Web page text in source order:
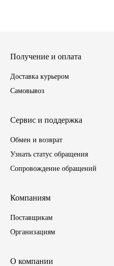
ГАЗПРОМ
РОСНЕФТЬ
ВАЗ
ГАЗ
ПАЗ, КАВЗ
Получение и оплата
Доставка курьером
Самовывоз
Сервис и поддержка
Обмен и возврат
Узнать статус обращения
Сопровождение обращений
Компаниям
Поставщикам
Организациям
О компании